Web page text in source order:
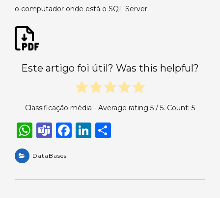
o computador onde está o SQL Server.
Este artigo foi útil? Was this helpful?
Classificação média - Average rating 5 / 5. Count: 5
W
a
ts
T
a
m
F
e
Li
e e
DataBases